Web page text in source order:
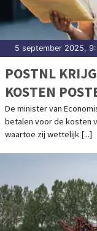
5 september 2025,
POSTNL
KOSTEN
De minister van
betalen voor de kosten
waartoe zij wettelijk [...]